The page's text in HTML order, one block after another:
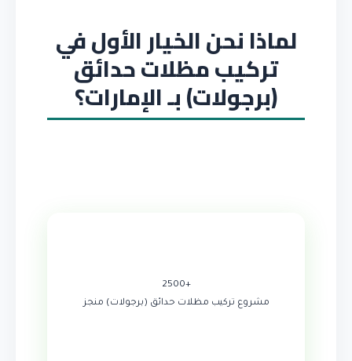
لماذا نحن الخيار الأول في
تركيب مظلات حدائق
(برجولات) بـ الإمارات؟
+2500
مشروع تركيب مظلات حدائق (برجولات) منجز